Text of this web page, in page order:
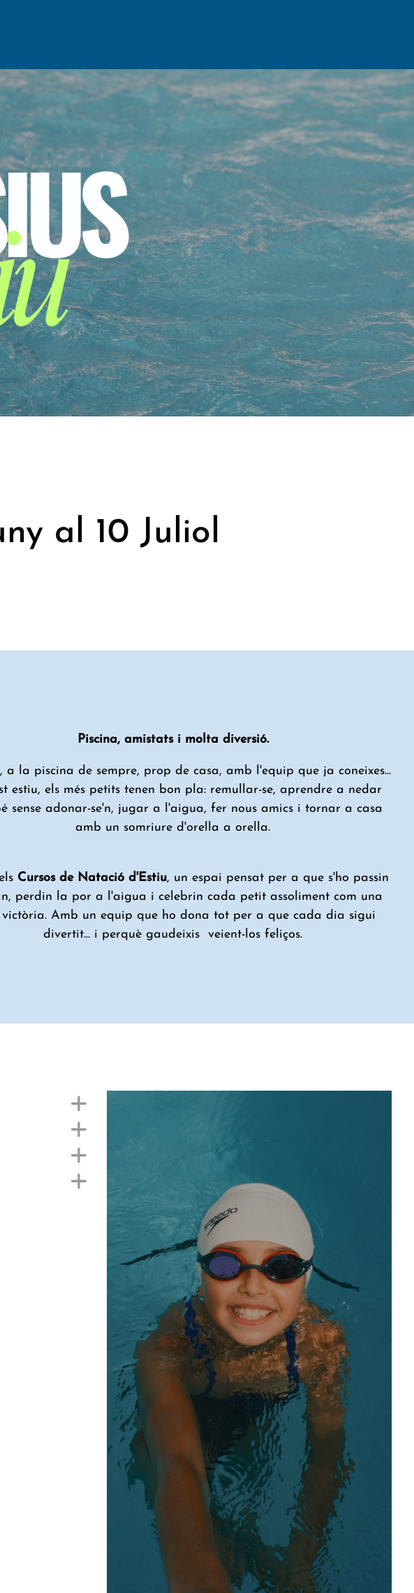
al 10 Juliol
Piscina, amistats i molta diversió.
a la piscina de sempre, prop de casa, amb l'equip que ja coneixes...
estiu, els més petits tenen bon pla: remullar-se, aprendre a nedar
sense adonar-se'n, jugar a l'aigua, fer nous amics i tornar a casa
amb un somriure d'orella a orella.
Cursos de Natació d'Estiu, un espai pensat per a que s'ho passin
perdin la por a l'aigua i celebrin cada petit assoliment com una
Amb un equip que ho dona tot per a que cada dia sigui
divertit... i perquè gaudeixis veient-los feliços.